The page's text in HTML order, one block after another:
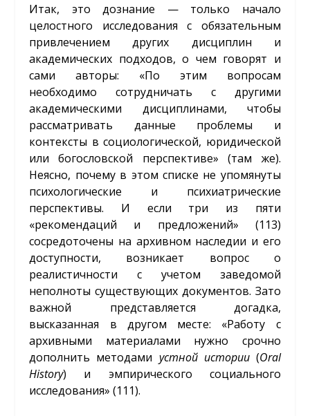
Итак, это дознание — только начало
целостного исследования с обязательным
привлечением других дисциплин и
академических подходов, о чем говорят и
сами авторы: «По этим вопросам
необходимо сотрудничать с другими
академическими дисциплинами, чтобы
рассматривать данные проблемы и
контексты в социологической, юридической
или богословской перспективе» (там же).
Неясно, почему в этом списке не упомянуты
психологические и психиатрические
перспективы. И если три из пяти
«рекомендаций и предложений» (113)
сосредоточены на архивном наследии и его
доступности, возникает вопрос о
реалистичности с учетом заведомой
неполноты существующих документов. Зато
важной представляется догадка,
высказанная в другом месте: «Работу с
архивными материалами нужно срочно
дополнить методами устной истории(Oral
History) и эмпирического социального
исследования» (111).